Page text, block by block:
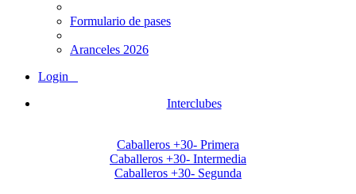
Formulario de pases
Aranceles 2026
Login
Interclubes
Caballeros +30- Primera
Caballeros +30- Intermedia
Caballeros +30- Segunda